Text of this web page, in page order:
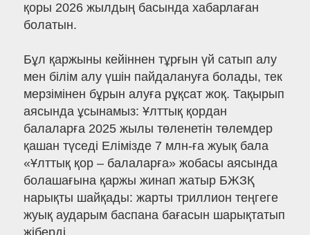
қоры 2026 жылдың басында хабарлаған
болатын.
Бұл қаржыны кейіннен тұрғын үй сатып алу
мен білім алу үшін пайдалануға болады, тек
мерзімінен бұрын алуға рұқсат жоқ. Тақырып
аясында ұсынамыз: Ұлттық қордан
балаларға 2025 жылы төленетін төлемдер
қашан түседі Елімізде 7 млн-ға жуық бала
«Ұлттық қор – балаларға» жобасы аясында
болашағына қаржы жинап жатыр БЖЗҚ
нарықты шайқады: жарты триллион теңгеге
жуық аударым баспана бағасын шарықтатып